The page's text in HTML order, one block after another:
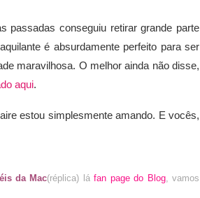
passadas conseguiu retirar grande parte
é absurdamente perfeito para ser
maravilhosa. O melhor ainda não disse,
aqui.
estou simplesmente amando. E vocês,
da Mac(réplica) lá fan page do Blog, vamos